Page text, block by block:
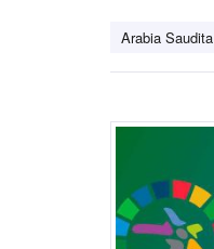
Arabia Saudita